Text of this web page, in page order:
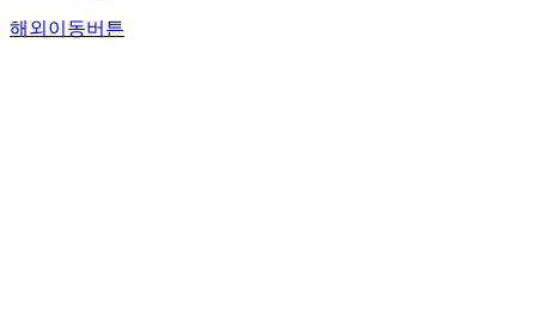
해외이동버튼